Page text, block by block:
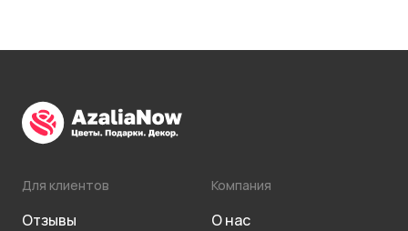
Для клиентов
Отзывы
Компания
О нас